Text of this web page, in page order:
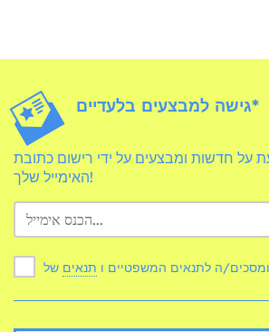
גישה למבצעים בלעדיים*
על חדשות ומבצעים על ידי רישום כתובת
האימייל שלך!
ה לתנאים המשפטיים ו תנאים